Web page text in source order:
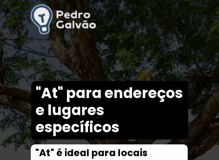
"At" é ideal para locais
"At" para endereços
e lugares
específicos